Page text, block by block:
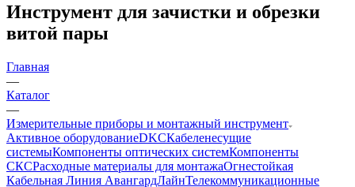
Инструмент для зачистки и обрезки
витой пары
Главная
—
Каталог
—
Измерительные приборы и монтажный инструмент
Активное оборудованиеDKCКабеленесущие
системыКомпоненты оптических системКомпоненты
СКСРасходные материалы для монтажаОгнестойкая
Кабельная Линия АвангардЛайнТелекоммуникационные